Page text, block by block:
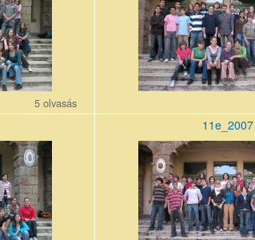
5 olvasás
11e_2007
11e_200710_0.jpg